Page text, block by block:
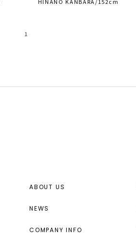
1
ABOUT US
NEWS
COMPANY INFO